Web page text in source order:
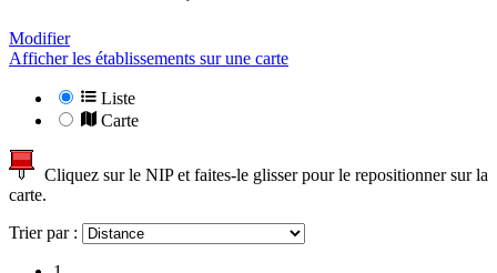
Modifier
Afficher les établissements sur une carte
Liste
Carte
Cliquez sur le NIP et faites-le glisser pour le repositionner sur la
carte.
Trier par :